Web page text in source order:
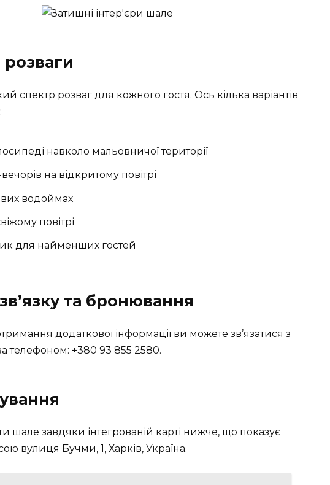
розваги
спектр розваг для кожного гостя. Ось кілька варіантів
навколо мальовничої території
на відкритому повітрі
водоймах
повітрі
для найменших гостей
та бронювання
додаткової інформації ви можете зв’язатися з
телефоном: +380 93 855 2580.
шале завдяки інтегрованій карті нижче, що показує
вулиця Бучми, 1, Харків, Україна.